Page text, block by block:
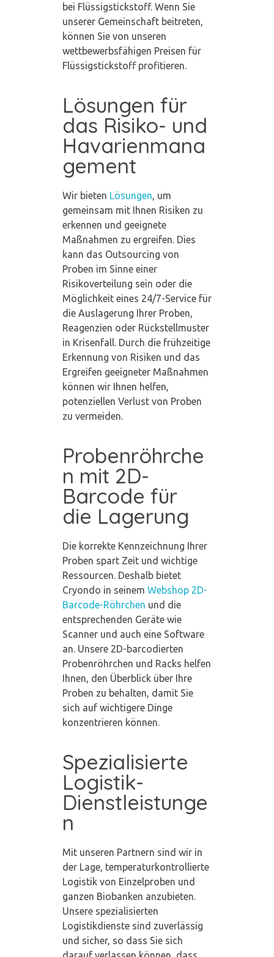
bei Flüssigstickstoff. Wenn Sie
unserer Gemeinschaft beitreten,
können Sie von unseren
wettbewerbsfähigen Preisen für
Flüssigstickstoff profitieren.
Lösungen für
das Risiko- und
Havarienmana
gement
Wir bieten Lösungen, um
gemeinsam mit Ihnen Risiken zu
erkennen und geeignete
Maßnahmen zu ergreifen. Dies
kann das Outsourcing von
Proben im Sinne einer
Risikoverteilung sein oder die
Möglichkeit eines 24/7-Service für
die Auslagerung Ihrer Proben,
Reagenzien oder Rückstellmuster
in Krisenfall. Durch die frühzeitige
Erkennung von Risiken und das
Ergreifen geeigneter Maßnahmen
können wir Ihnen helfen,
potenziellen Verlust von Proben
zu vermeiden.
Probenröhrche
n mit 2D-
Barcode für
die Lagerung
Die korrekte Kennzeichnung Ihrer
Proben spart Zeit und wichtige
Ressourcen. Deshalb bietet
Cryondo in seinem Webshop 2D-
Barcode-Röhrchen und die
entsprechenden Geräte wie
Scanner und auch eine Software
an. Unsere 2D-barcodierten
Probenröhrchen und Racks helfen
Ihnen, den Überblick über Ihre
Proben zu behalten, damit Sie
sich auf wichtigere Dinge
konzentrieren können.
Spezialisierte
Logistik-
Dienstleistunge
n
Mit unseren Partnern sind wir in
der Lage, temperaturkontrollierte
Logistik von Einzelproben und
ganzen Biobanken anzubieten.
Unsere spezialisierten
Logistikdienste sind zuverlässig
und sicher, so dass Sie sich